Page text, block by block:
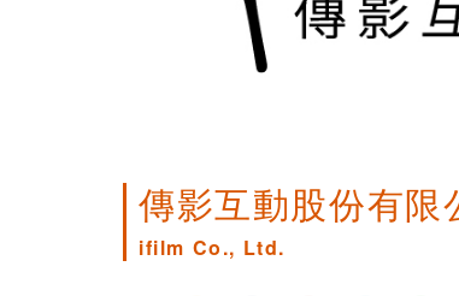
傳影互動股份有限
ifilm Co., Ltd.